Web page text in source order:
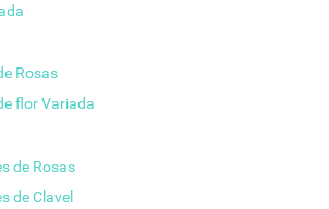
Rosas
flor Variada
de Rosas
de Clavel